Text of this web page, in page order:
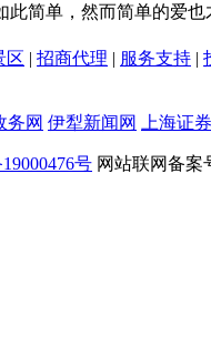
简单，然而简单的爱
区 | 招商代理 | 服务支持 |
务网 伊犁新闻网 上海证
号 网站联网备案